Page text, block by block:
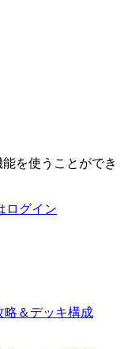
を使うことができ
ログイン
略＆デッキ構成